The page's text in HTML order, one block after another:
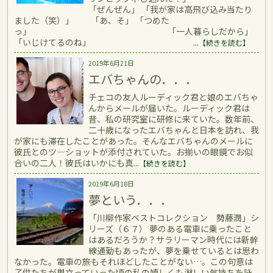
「ぜんぜん」 「我が家は高飛び込み当たり
ました（笑）」 「あ、そ」 「つめた
っ」 「一人暮らしだから」
「いじけてるのね」 ... 【続きを読む】
2019年6月21日
エバちゃんの．．．
チェコの友人ルーディック君と娘のエバちゃ
んからメールが届いた。ルーディック君は
昔、私の研究室に研修に来ていた。数年前、
二十歳になったエバちゃんと日本を訪れ、我
が家にも滞在したことがあった。そんなエバちゃんのメールに
彼氏とのツ―ショットが添付されていた。お揃いの眼鏡でお似
合いの二人！彼氏はいかにも真... 【続きを読む】
2019年6月18日
夢という．．．
「川柳作家ベストコレクション 勢藤潤」シ
リーズ（６７） 夢のある電車に乗ったこと
はあるだろうか？サラリーマン時代には新幹
線通勤もあったが、夢を乗せているとは思わ
なかった。電車の旅もそれほどしたことがない…。この句意は